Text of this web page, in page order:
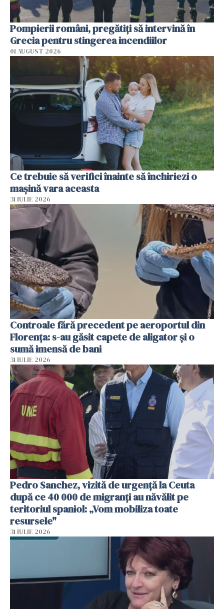
Pompierii români, pregătiţi să intervină în
Grecia pentru stingerea incendiilor
01 AUGUST 2026
Ce trebuie să verifici înainte să închiriezi o
mașină vara aceasta
31 IULIE 2026
Controale fără precedent pe aeroportul din
Florența: s-au găsit capete de aligator și o
sumă imensă de bani
31 IULIE 2026
Pedro Sanchez, vizită de urgență la Ceuta
după ce 40 000 de migranți au năvălit pe
teritoriul spaniol: „Vom mobiliza toate
resursele"
31 IULIE 2026